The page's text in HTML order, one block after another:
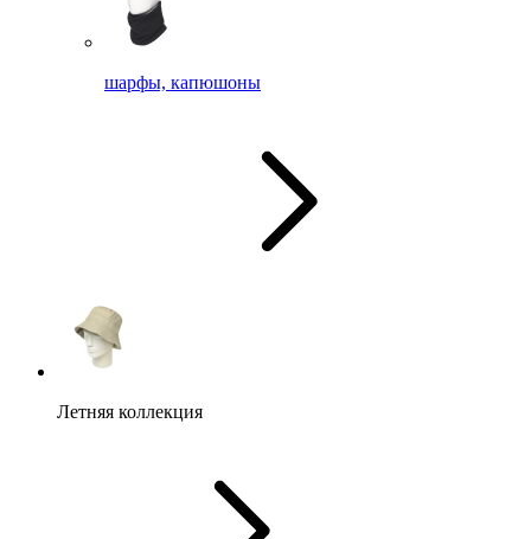
шарфы, капюшоны
Летняя коллекция